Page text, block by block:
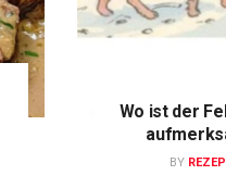
Wo ist der
BY